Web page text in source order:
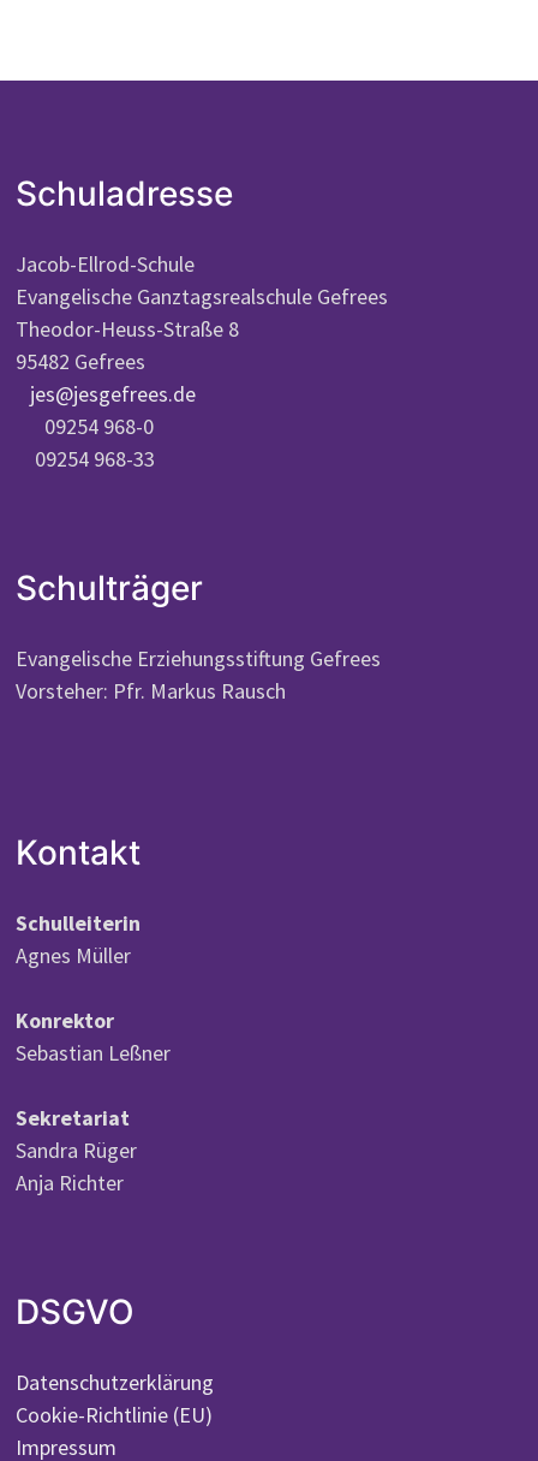
Schuladresse
Jacob-Ellrod-Schule
Evangelische Ganztagsrealschule Gefrees
Theodor-Heuss-Straße 8
95482 Gefrees
jes@jesgefrees.de
09254 968-0
09254 968-33
Schulträger
Evangelische Erziehungsstiftung Gefrees
Vorsteher: Pfr. Markus Rausch
Kontakt
Schulleiterin
Agnes Müller
Konrektor
Sebastian Leßner
Sekretariat
Sandra Rüger
Anja Richter
DSGVO
Datenschutzerklärung
Cookie-Richtlinie (EU)
Impressum